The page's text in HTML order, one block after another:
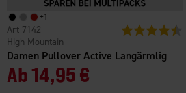
+1
Damen Pullover Active Langärmlig
High Mountain
7142
Ab14,95 €
Bewertung: